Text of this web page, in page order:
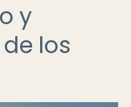
y
los